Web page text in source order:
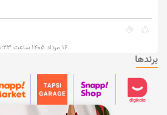
۱۶ مرداد ۱۴۰۵ ساعت ۲۱:۲۳
برندها